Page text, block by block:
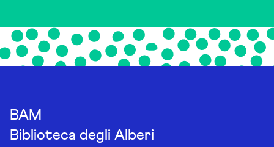
BAM
Biblioteca degli Alberi